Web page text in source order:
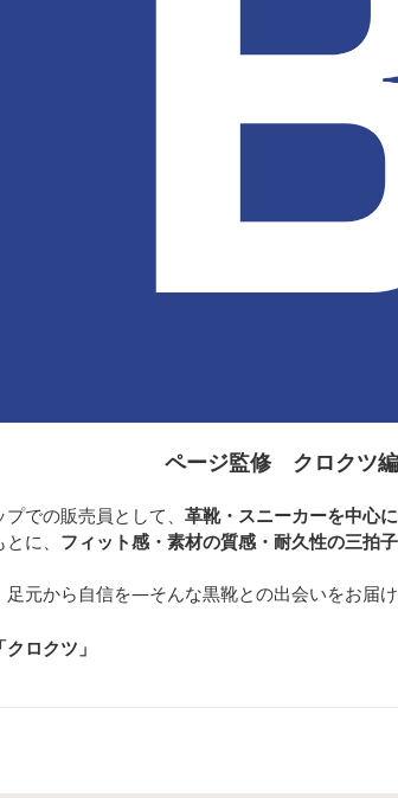
ページ監修 クロクツ
での販売員として、 革靴・スニーカーを中心
に、 フィット感・素材の質感・耐久性の三拍
元から自信を—そんな黒靴との出会いをお届け
クロクツ 」